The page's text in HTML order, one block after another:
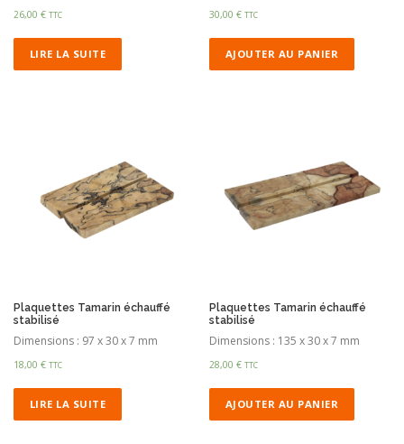
26,00 € TTC
LIRE LA SUITE
30,00€ TTC
AJOUTER AU PANIER
Plaquettes Tamarin échauffé
stabilisé
Dimensions : 97 x 30 x 7 mm
18,00 € TTC
LIRE LA SUITE
Plaquettes Tamarin échauffé
stabilisé
Dimensions : 135 x 30 x 7 mm
28,00€ TTC
AJOUTER AU PANIER